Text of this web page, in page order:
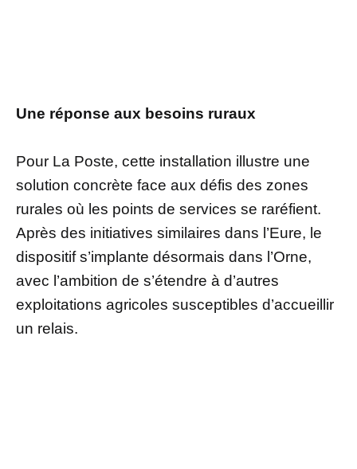
Une réponse aux besoins ruraux
Pour La Poste, cette installation illustre une
solution concrète face aux défis des zones
rurales où les points de services se raréfient.
Après des initiatives similaires dans l’Eure, le
dispositif s’implante désormais dans l’Orne,
avec l’ambition de s’étendre à d’autres
exploitations agricoles susceptibles d’accueillir
un relais.